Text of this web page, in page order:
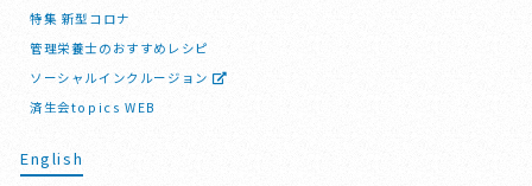
特集 新型コロナ
管理栄養士のおすすめレシピ
ソーシャルインクルージョン
済生会topics WEB
English